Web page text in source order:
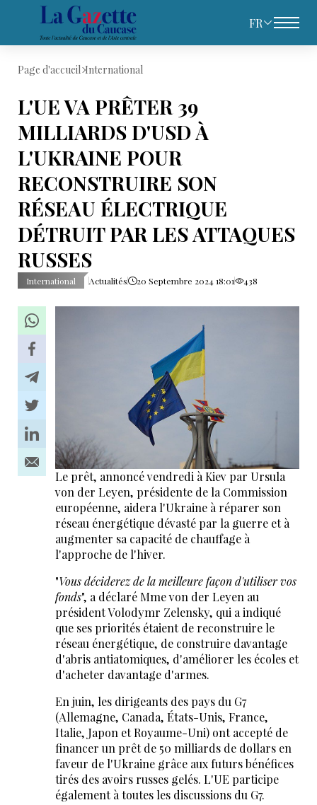
FR
Page d'accueil International
L'UE VA PRÊTER 39
MILLIARDS D'USD À
L'UKRAINE POUR
RECONSTRUIRE SON
RÉSEAU ÉLECTRIQUE
DÉTRUIT PAR LES ATTAQUES
RUSSES
International Actualités 20 Septembre 2024 18:01 438
Le prêt, annoncé vendredi à Kiev par Ursula
von der Leyen, présidente de la Commission
européenne, aidera l'Ukraine à réparer son
réseau énergétique dévasté par la guerre et à
augmenter sa capacité de chauffage à
l'approche de l'hiver.
"Vous déciderez de la meilleure façon d'utiliser vos
fonds", a déclaré Mme von der Leyen au
président Volodymr Zelensky, qui a indiqué
que ses priorités étaient de reconstruire le
réseau énergétique, de construire davantage
d'abris antiatomiques, d'améliorer les écoles et
d'acheter davantage d'armes.
En juin, les dirigeants des pays du G7
(Allemagne, Canada, États-Unis, France,
Italie, Japon et Royaume-Uni) ont accepté de
financer un prêt de 50 milliards de dollars en
faveur de l'Ukraine grâce aux futurs bénéfices
tirés des avoirs russes gelés. L'UE participe
également à toutes les discussions du G7.